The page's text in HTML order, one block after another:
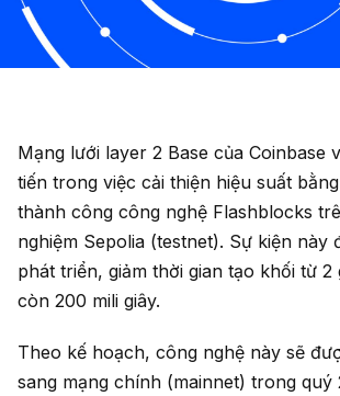
Mạng lưới layer 2 Base của Coinbase
tiến trong việc cải thiện hiệu suất
thành công công nghệ Flashblocks
nghiệm Sepolia (testnet). Sự kiện này
phát triển, giảm thời gian tạo khối từ 2
còn 200 mili giây.
Theo kế hoạch, công nghệ này sẽ
sang mạng chính (mainnet) trong quý